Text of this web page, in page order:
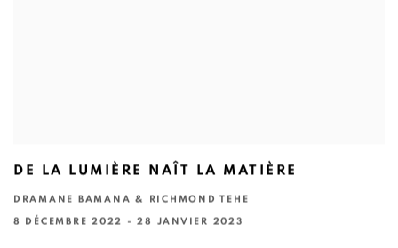
DE LA LUMIÈRE NAÎT LA MATIÈRE
DRAMANE BAMANA & RICHMOND TEHE
8 DÉCEMBRE 2022 - 28 JANVIER 2023